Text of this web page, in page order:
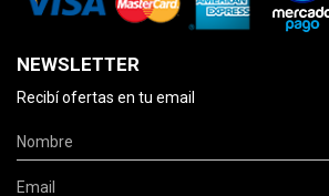
NEWSLETTER
Recibí ofertas en tu email